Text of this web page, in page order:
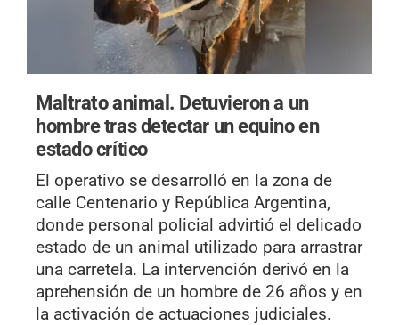
Maltrato animal. Detuvieron a un
hombre tras detectar un equino en
estado crítico
El operativo se desarrolló en la zona de
calle Centenario y República Argentina,
donde personal policial advirtió el delicado
estado de un animal utilizado para arrastrar
una carretela. La intervención derivó en la
aprehensión de un hombre de 26 años y en
la activación de actuaciones judiciales.